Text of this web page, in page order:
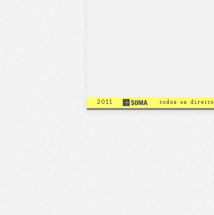
2011 todos os